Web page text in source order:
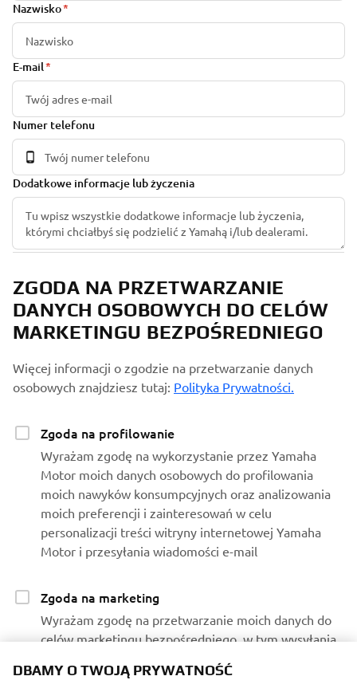
Nazwisko
E-mail
Numer telefonu
Dodatkowe informacje lub życzenia
ZGODA NA PRZETWARZANIE
DANYCH OSOBOWYCH DO CELÓW
MARKETINGU BEZPOŚREDNIEGO
Więcej informacji o zgodzie na przetwarzanie danych
osobowych znajdziesz tutaj: Polityka Prywatności.
Zgoda na profilowanie
Wyrażam zgodę na wykorzystanie przez Yamaha
Motor moich danych osobowych do profilowania
moich nawyków konsumpcyjnych oraz analizowania
moich preferencji i zainteresowań w celu
personalizacji treści witryny internetowej Yamaha
Motor i przesyłania wiadomości e-mail
Zgoda na marketing
Wyrażam zgodę na przetwarzanie moich danych do
celów marketingu bezpośredniego, w tym wysyłania
klienta (np. za pomocą analizy danych) oraz do celów
DBAMY O TWOJĄ PRYWATNOŚĆ